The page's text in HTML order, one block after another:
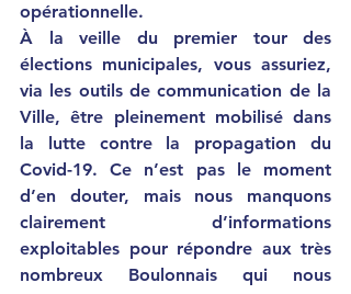
opérationnelle.
À la veille du premier tour des
élections municipales, vous assuriez,
via les outils de communication de la
Ville, être pleinement mobilisé dans
la lutte contre la propagation du
Covid-19. Ce n’est pas le moment
d’en douter, mais nous manquons
clairement d’informations
exploitables pour répondre aux très
nombreux Boulonnais qui nous